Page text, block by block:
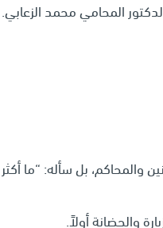
المحامي محمد الزعابي.
والمحاكم، بل سأله: “ما
والحضانة أولاً.